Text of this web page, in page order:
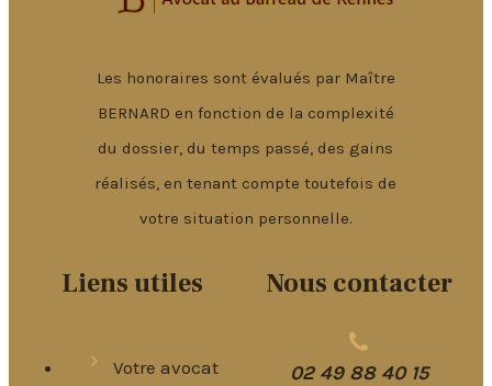
Les honoraires sont évalués par Maître
BERNARD en fonction de la complexité
du dossier, du temps passé, des gains
réalisés, en tenant compte toutefois de
votre situation personnelle.
Liens utiles
Votre avocat
Nous contacter
02 49 88 40 15